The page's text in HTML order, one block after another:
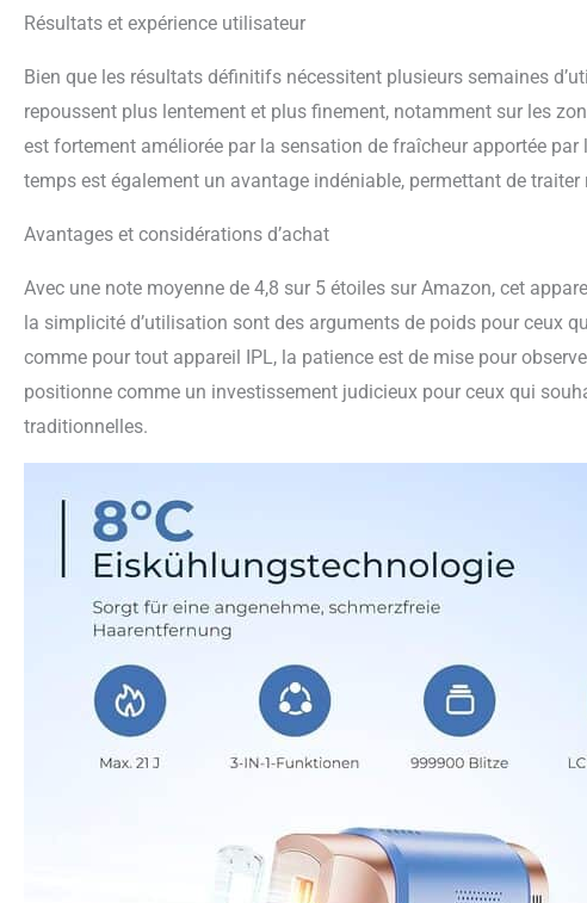
Résultats et expérience utilisateur
Bien que les résultats définitifs nécessitent plusieurs semaines
repoussent plus lentement et plus finement, notamment sur les
est fortement améliorée par la sensation de fraîcheur apportée
temps est également un avantage indéniable, permettant de
Avantages et considérations d’achat
Avec une note moyenne de 4,8 sur 5 étoiles sur Amazon, cet
la simplicité d’utilisation sont des arguments de poids pour ceux
comme pour tout appareil IPL, la patience est de mise pour
positionne comme un investissement judicieux pour ceux qui
traditionnelles.